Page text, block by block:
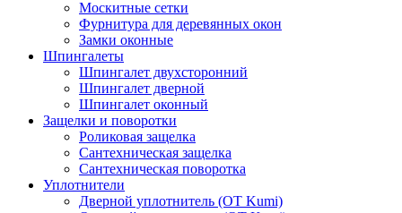
Москитные сетки
Фурнитура для деревянных окон
Замки оконные
Шпингалеты
Шпингалет двухсторонний
Шпингалет дверной
Шпингалет оконный
Защелки и поворотки
Роликовая защелка
Сантехническая защелка
Сантехническая поворотка
Уплотнители
Дверной уплотнитель (OT Kumi)